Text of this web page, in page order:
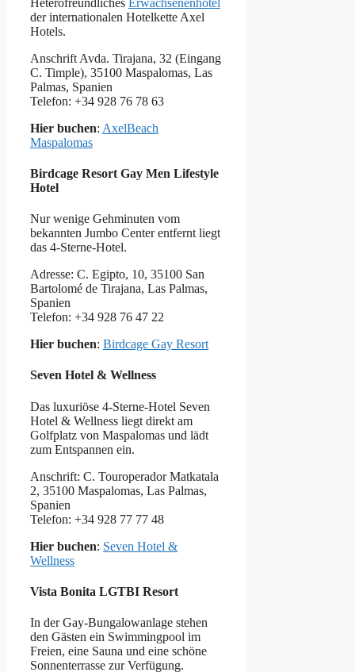
der internationalen Hotelkette Axel
Hotels.
Anschrift Avda. Tirajana, 32 (Eingang
C. Timple), 35100 Maspalomas, Las
Palmas, Spanien
Telefon: +34 928 76 78 63
Hier buchen: AxelBeach
Maspalomas
Birdcage Resort Gay Men Lifestyle
Hotel
Nur wenige Gehminuten vom
bekannten Jumbo Center entfernt liegt
das 4-Sterne-Hotel.
Adresse: C. Egipto, 10, 35100 San
Bartolomé de Tirajana, Las Palmas,
Spanien
Telefon: +34 928 76 47 22
Hier buchen: Birdcage Gay Resort
Seven Hotel & Wellness
Das luxuriöse 4-Sterne-Hotel Seven
Hotel & Wellness liegt direkt am
Golfplatz von Maspalomas und lädt
zum Entspannen ein.
Anschrift: C. Touroperador Matkatala
2, 35100 Maspalomas, Las Palmas,
Spanien
Telefon: +34 928 77 77 48
Hier buchen: Seven Hotel &
Wellness
Vista Bonita LGTBI Resort
In der Gay-Bungalowanlage stehen
den Gästen ein Swimmingpool im
Freien, eine Sauna und eine schöne
Sonnenterrasse zur Verfügung.